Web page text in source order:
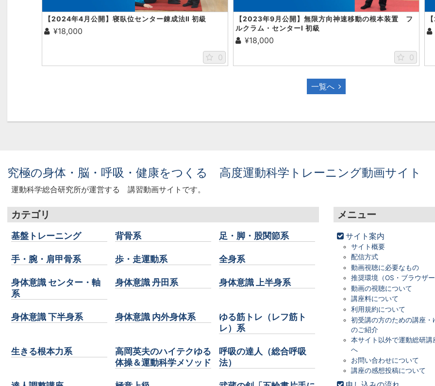
【2024年4月公開】寝臥位センター錬成法Ⅱ 初級
¥18,000
0
【2023年9月公開】無限方向神速移動の根本装置 フ
ルクラム・センターⅠ 初級
¥18,000
0
一覧へ
究極の身体・脳・呼吸・健康をつくる 高度運動科学トレーニング動画サイト
運動科学総合研究所が運営する 講習動画サイトです。
カテゴリ
基盤トレーニング 背骨系 足・脚・股関節系
手・腕・肩甲骨系 歩・走運動系 全身系
身体意識 センター・軸
系
身体意識 丹田系 身体意識 上半身系
身体意識 下半身系 身体意識 内外身体系
ゆる筋トレ（レフ筋ト
レ）系
生きる根本力系
高岡英夫のハイテクゆる
体操＆運動科学メソッド
呼吸の達人（総合呼吸
法）
メニュー
サイト案内
サイト概要
配信方式
動画視聴に必要なもの
推奨環境（OS・ブラウザ
動画の視聴について
講座料について
利用規約について
初受講の方のための講座
のご紹介
本サイト以外で運動総研
へ
お問い合わせについて
講座の感想投稿について